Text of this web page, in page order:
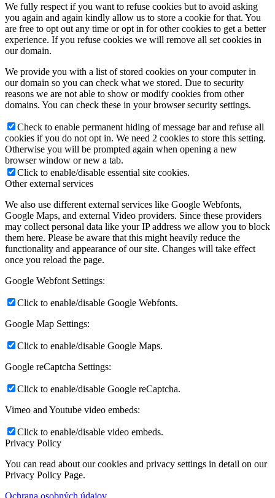
We fully respect if you want to refuse cookies but to avoid asking
you again and again kindly allow us to store a cookie for that. You
are free to opt out any time or opt in for other cookies to get a better
experience. If you refuse cookies we will remove all set cookies in
our domain.
We provide you with a list of stored cookies on your computer in
our domain so you can check what we stored. Due to security
reasons we are not able to show or modify cookies from other
domains. You can check these in your browser security settings.
Check to enable permanent hiding of message bar and refuse all
cookies if you do not opt in. We need 2 cookies to store this setting.
Otherwise you will be prompted again when opening a new
browser window or new a tab.
Click to enable/disable essential site cookies.
Other external services
We also use different external services like Google Webfonts,
Google Maps, and external Video providers. Since these providers
may collect personal data like your IP address we allow you to block
them here. Please be aware that this might heavily reduce the
functionality and appearance of our site. Changes will take effect
once you reload the page.
Google Webfont Settings:
Click to enable/disable Google Webfonts.
Google Map Settings:
Click to enable/disable Google Maps.
Google reCaptcha Settings:
Click to enable/disable Google reCaptcha.
Vimeo and Youtube video embeds:
Click to enable/disable video embeds.
Privacy Policy
You can read about our cookies and privacy settings in detail on our
Privacy Policy Page.
Ochrana osobných údajov